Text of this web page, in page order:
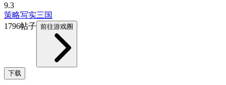
9.3
策略写实三国
1796帖子 前往游戏圈
下载